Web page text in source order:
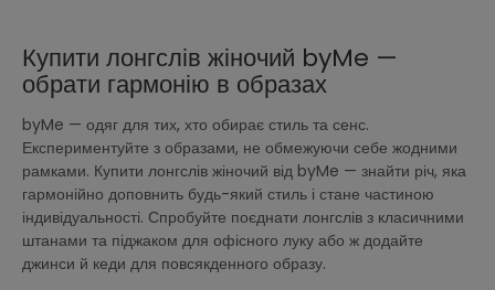
Купити лонгслів жіночий byMe —
обрати гармонію в образах
byMe — одяг для тих, хто обирає стиль та сенс.
Експериментуйте з образами, не обмежуючи себе жодними
рамками. Купити лонгслів жіночий від byMe — знайти річ, яка
гармонійно доповнить будь-який стиль і стане частиною
індивідуальності. Спробуйте поєднати лонгслів з класичними
штанами та піджаком для офісного луку або ж додайте
джинси й кеди для повсякденного образу.